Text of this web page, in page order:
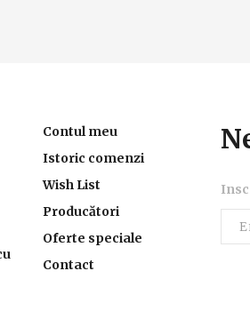
Contul meu
Istoric comenzi
Wish List
Producători
Oferte speciale
Contact